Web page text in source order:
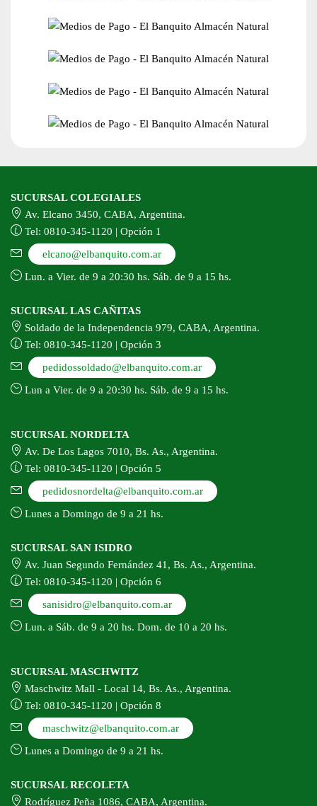
SUCURSAL COLEGIALES
Av. Elcano 3450, CABA, Argentina.
Tel: 0810-345-1120 | Opción 1
elcano@elbanquito.com.ar
Lun. a Vier. de 9 a 20:30 hs. Sáb. de 9 a 15 hs.
SUCURSAL LAS CAÑITAS
Soldado de la Independencia 979, CABA, Argentina.
Tel: 0810-345-1120 | Opción 3
pedidossoldado@elbanquito.com.ar
Lun a Vier. de 9 a 20:30 hs. Sáb. de 9 a 15 hs.
SUCURSAL NORDELTA
Av. De Los Lagos 7010, Bs. As., Argentina.
Tel: 0810-345-1120 | Opción 5
pedidosnordelta@elbanquito.com.ar
Lunes a Domingo de 9 a 21 hs.
SUCURSAL SAN ISIDRO
Av. Juan Segundo Fernández 41, Bs. As., Argentina.
Tel: 0810-345-1120 | Opción 6
sanisidro@elbanquito.com.ar
Lun. a Sáb. de 9 a 20 hs. Dom. de 10 a 20 hs.
SUCURSAL MASCHWITZ
Maschwitz Mall - Local 14, Bs. As., Argentina.
Tel: 0810-345-1120 | Opción 8
maschwitz@elbanquito.com.ar
Lunes a Domingo de 9 a 21 hs.
SUCURSAL RECOLETA
Rodríguez Peña 1086, CABA, Argentina.